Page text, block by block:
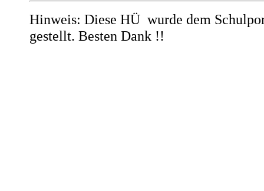
Hinweis: Diese HÜ wurde dem
gestellt. Besten Dank !!